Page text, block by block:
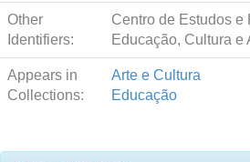
Other
Identifiers:
Centro de Estudos e
Educação, Cultura e
Appears in
Collections:
Arte e Cultura
Educação